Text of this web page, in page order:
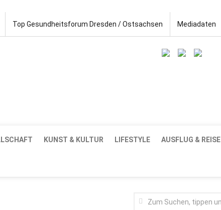
Top Gesundheitsforum Dresden / Ostsachsen Mediadaten
KUNST & KULTUR LIFESTYLE AUSFLUG & REISE